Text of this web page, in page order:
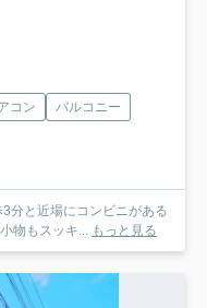
コン
バルコニー
分と近場にコンビニがある
物もスッキ... もっと見る